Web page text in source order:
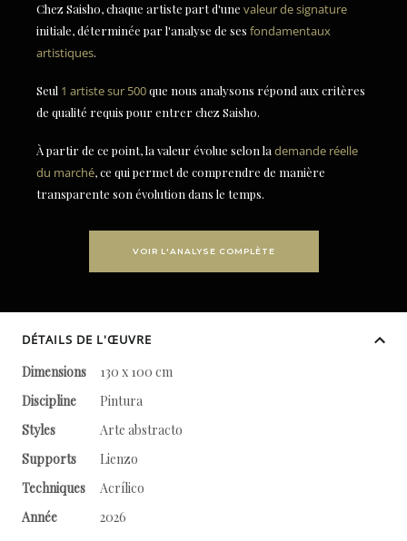
Chez Saisho, chaque artiste part d'une valeur de signature
initiale, déterminée par l'analyse de ses fondamentaux
artistiques.
Seul 1 artiste sur 500que nous analysons répond aux critères
de qualité requis pour entrer chez Saisho.
À partir de ce point, la valeur évolue selon la demande réelle
du marché, ce qui permet de comprendre de manière
transparente son évolution dans le temps.
VOIR L'ANALYSE COMPLÈTE
DÉTAILS DE L'ŒUVRE
Dimensions
130 x 100 cm
Discipline
Pintura
Styles
Arte abstracto
Supports
Lienzo
Techniques
Acrílico
Année
2026